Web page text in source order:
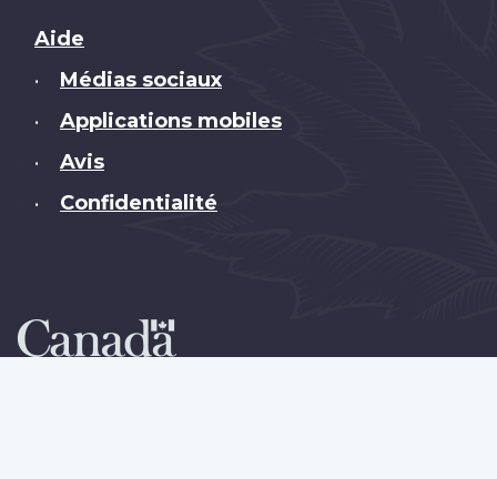
Brand
Aide
• Médias sociaux
• Applications mobiles
• Avis
• Confidentialité